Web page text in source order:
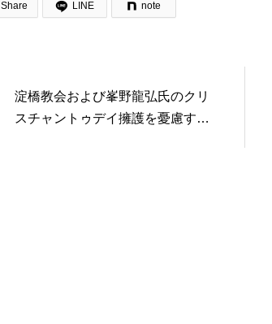
Share LINE note
淀橋教会および峯野龍弘氏のクリ
スチャントゥデイ擁護を憂慮する